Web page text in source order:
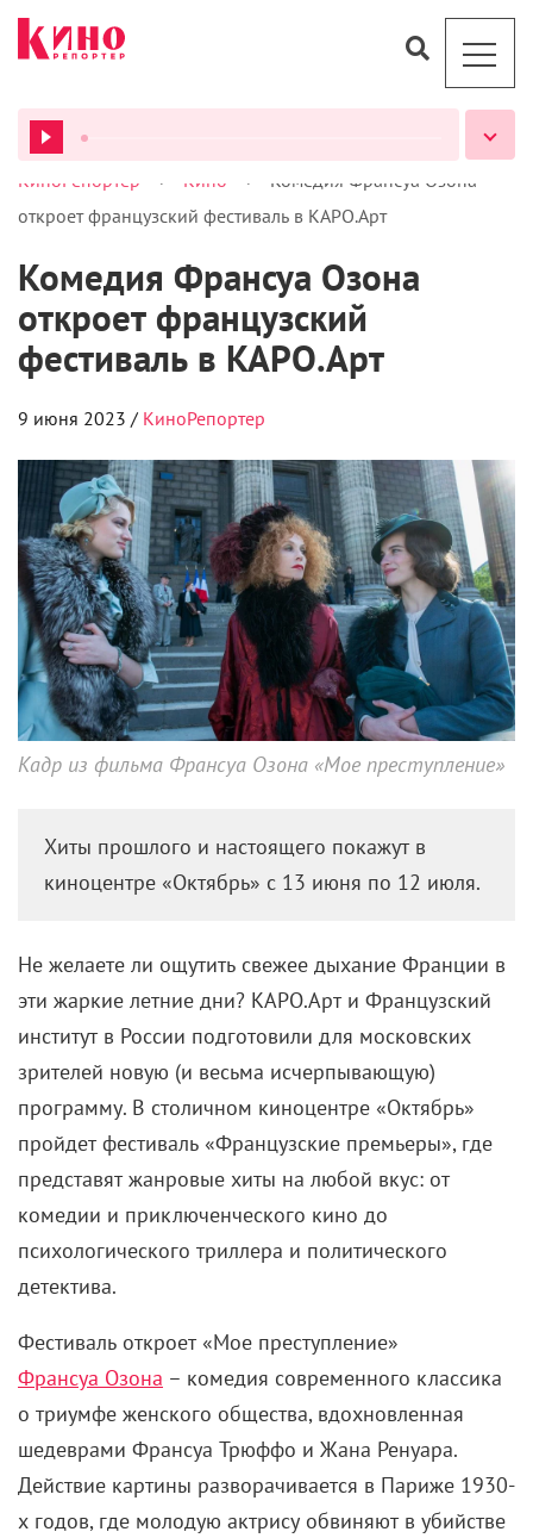
ВСЕ ПОДКАСТЫ
КиноРепортер > Кино >
Комедия Франсуа Озона
откроет французский фестиваль в КАРО.Арт
Комедия Франсуа Озона
откроет французский
фестиваль в КАРО.Арт
9 июня 2023 / КиноРепортер
Кадр из фильма Франсуа Озона «Мое преступление»
Хиты прошлого и настоящего покажут в
киноцентре «Октябрь» с 13 июня по 12 июля.
Не желаете ли ощутить свежее дыхание Франции в
эти жаркие летние дни? КАРО.Арт и Французский
институт в России подготовили для московских
зрителей новую (и весьма исчерпывающую)
программу. В столичном киноцентре «Октябрь»
пройдет фестиваль «Французские премьеры», где
представят жанровые хиты на любой вкус: от
комедии и приключенческого кино до
психологического триллера и политического
детектива.
Фестиваль откроет «Мое преступление»
Франсуа Озона – комедия современного классика
о триумфе женского общества, вдохновленная
шедеврами Франсуа Трюффо и Жана Ренуара.
Действие картины разворачивается в Париже 1930-
х годов, где молодую актрису обвиняют в убийстве